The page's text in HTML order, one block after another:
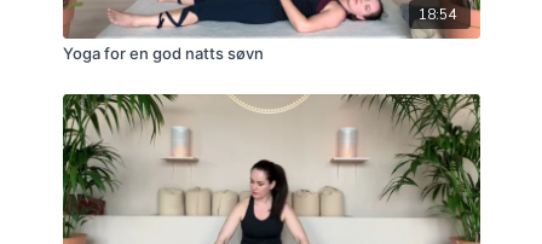
18:54
Yoga for en god natts søvn